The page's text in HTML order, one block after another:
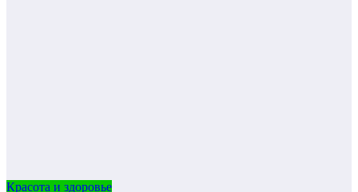
Красота и здоровье